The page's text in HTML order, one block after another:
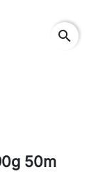
search
50m